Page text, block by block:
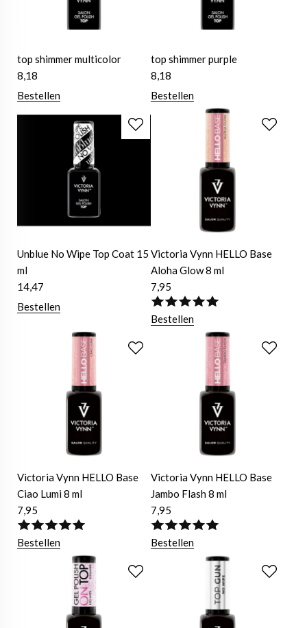
top shimmer multicolor
8,18
Bestellen
top shimmer purple
8,18
Bestellen
Unblue No Wipe Top Coat 15
ml
14,47
Bestellen
Victoria Vynn HELLO Base
Aloha Glow 8 ml
7,95
Bestellen
Victoria Vynn HELLO Base
Ciao Lumi 8 ml
7,95
Bestellen
Victoria Vynn HELLO Base
Jambo Flash 8 ml
7,95
Bestellen